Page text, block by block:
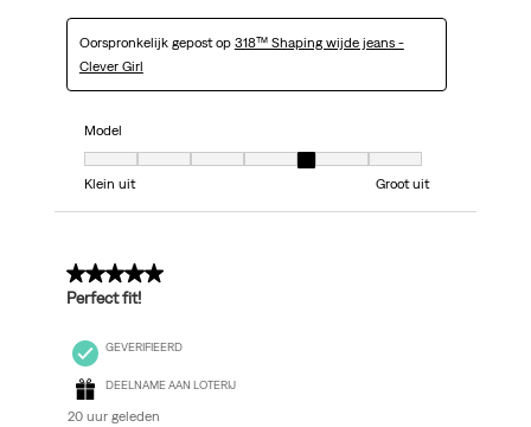
Oorspronkelijk gepost op 318™ Shaping wijde jeans -
Clever Girl
Model
Model, 5 van 7, waarbij 1 gelijk is aan Klein uit en 7 gelijk is aan Groot uit
Klein uit
Groot uit
5 van 5 sterren.
Perfect fit!
GEVERIFIEERD
DEELNAME AAN LOTERIJ
20 uur geleden